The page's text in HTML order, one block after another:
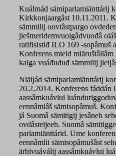
Kuálmád sämiparlamiänttárij
Kirkkonjaargâst 10.11.2011.
sämmilij oovtâstpargo
jiešmeridemvuoigâdvuođâ
ratifisistiđ ILO 169 -sopâmuš
Konferens mield
kalga vuáđuduđ sämmilij
Niäljád sämiparlamiänttárij
20.2.2014. Konferens fáddán
aassâmkuávlui
eennâmlâš sämisopâmuš.
já Suomâ sämitigij jesâneh
ovdâsteijeeh. Suomâ
parlamiänttárid. Ume
eennâmlii sämisopâmušâst
ärbivuáválij aassâmkuávlui